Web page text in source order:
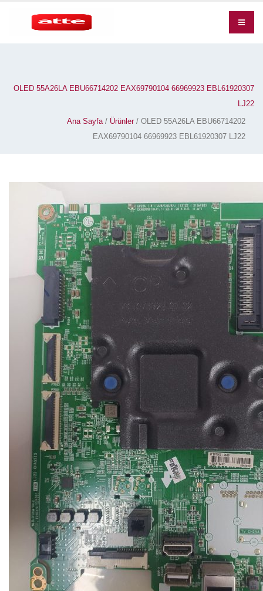
OLED 55A26LA EBU66714202 EAX69790104 66969923 EBL61920307
LJ22
Ana Sayfa/ Ürünler/ OLED 55A26LA EBU66714202
EAX69790104 66969923 EBL61920307 LJ22